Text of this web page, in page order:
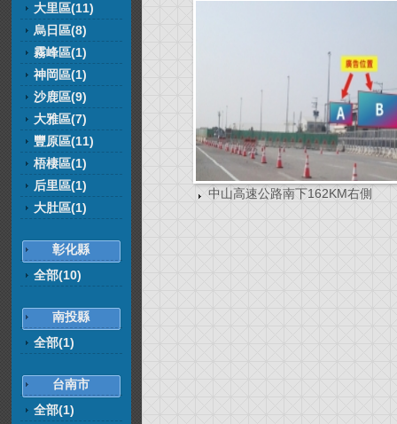
大里區(11)
烏日區(8)
霧峰區(1)
神岡區(1)
沙鹿區(9)
大雅區(7)
豐原區(11)
梧棲區(1)
后里區(1)
大肚區(1)
彰化縣
全部(10)
南投縣
全部(1)
台南市
全部(1)
中山高速公路南下162KM右側